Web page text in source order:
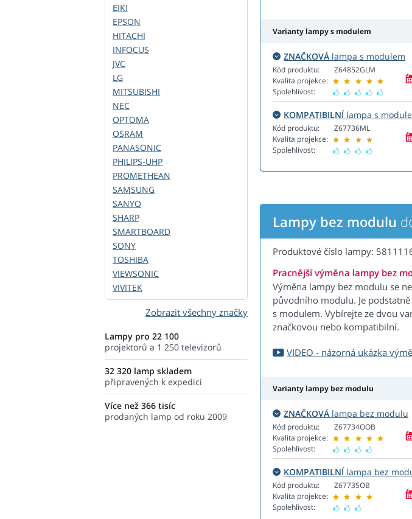
Varianty lampy s modulem
ZNAČKOVÁ lampa s modulem
Kód produktu:
Kvalita projekce:
Spolehlivost:
Z64852GLM
KOMPATIBILNÍlampa s
Kód produktu:
Kvalita projekce:
Spolehlivost:
Z67736ML
Lampy bez modulu
Produktové číslo lampy:
Pracnější výměna lampy bez
Výměna lampy bez modulu se
původního modulu. Je
s modulem. Vybírejte ze dvou
značkovou nebo kompatibilní.
VIDEO - názorná ukázka
Varianty lampy bez modulu
ZNAČKOVÁ lampa bez modulu
Kód produktu:
Kvalita projekce:
Spolehlivost:
Z67734OOB
KOMPATIBILNÍlampa bez
Kód produktu:
Kvalita projekce:
Spolehlivost:
Z67735OB
EIKI
EPSON
HITACHI
INFOCUS
JVC
LG
MITSUBISHI
NEC
OPTOMA
OSRAM
PANASONIC
PHILIPS-UHP
PROMETHEAN
SAMSUNG
SANYO
SHARP
SMARTBOARD
SONY
TOSHIBA
VIEWSONIC
VIVITEK
Zobrazit všechny značky
Lampy pro 22 100
projektorů a 1 250 televizorů
32 320 lamp skladem
připravených k expedici
Více než 366 tisíc
prodaných lamp od roku 2009